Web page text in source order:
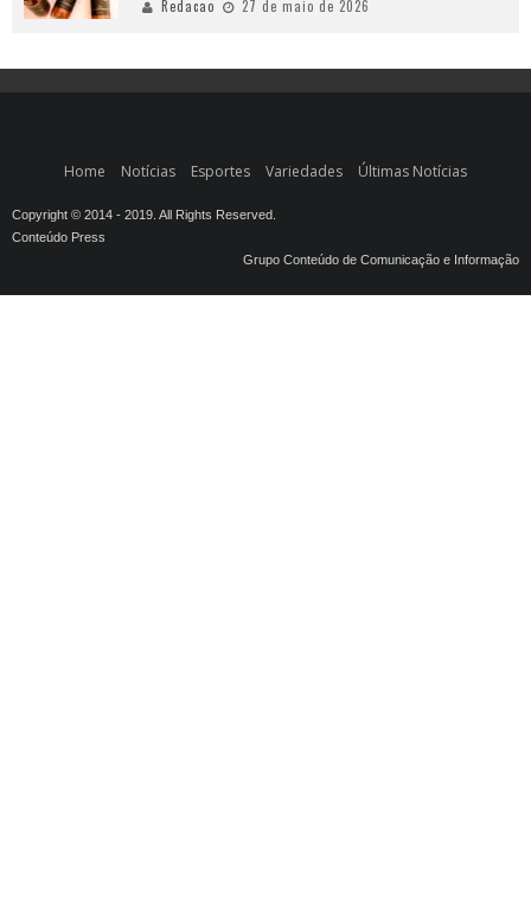
Redacao 27 de maio de 2026
Home Notícias Esportes Variedades Últimas Notícias
Copyright © 2014 - 2019. All Rights Reserved.
Conteúdo Press
Grupo Conteúdo de Comunicação e Informação